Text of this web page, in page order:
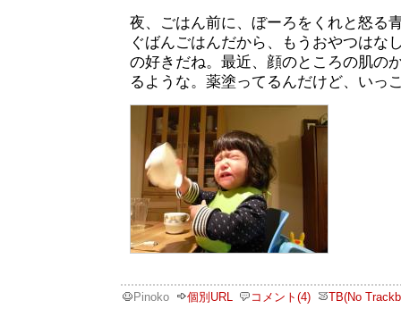
夜、ごはん前に、ぼーろをくれと怒る
ぐばんごはんだから、もうおやつはな
の好きだね。最近、顔のところの肌の
るような。薬塗ってるんだけど、いっ
Pinoko 個別URL コメント(4) TB(No